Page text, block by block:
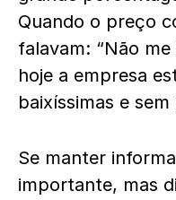
Quando o preço
falavam: “Não
hoje a empresa
baixíssimas e
Se manter
importante, mas